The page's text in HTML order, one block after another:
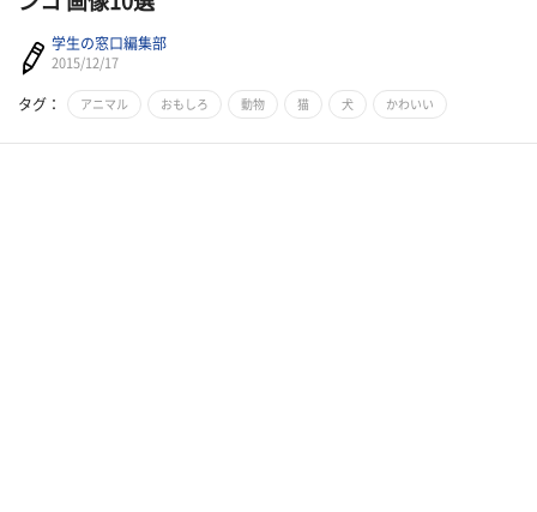
学生の窓口編集部
2015/12/17
タグ： アニマル おもしろ 動物 猫 犬 かわいい